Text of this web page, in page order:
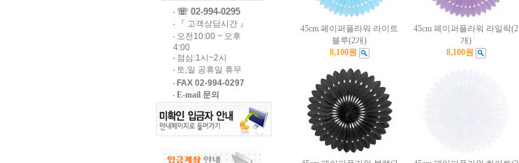
☏ 02-994-0295
『 고객상담시간 』
오전10:00 ~ 오후
4:00
점심:1시~2시
토,일 공휴일 휴무
FAX 02-994-0297
E-mail 문의
45cm 페이퍼플라워 라이트
블루(2개)
8,100원
45cm 페이퍼플라워 라일락(2
개)
8,100원